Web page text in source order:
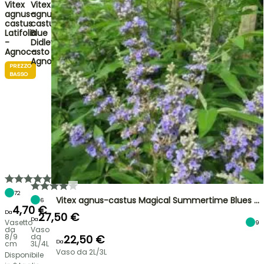
Vitex
agnus-
castus
Latifolia
-
Agnocasto
PREZZO
BASSO
72
Da4,70 €
Vasetto
da
8/9
cm
Disponibile
Vitex
agnus-
castus
Blue
Didley
-
Agnocasto
6
Da27,50 €
Vaso
da
3L/4L
Vitex agnus-castus Magical Summertime Blues …
9
Da22,50 €
Vaso da 2L/3L